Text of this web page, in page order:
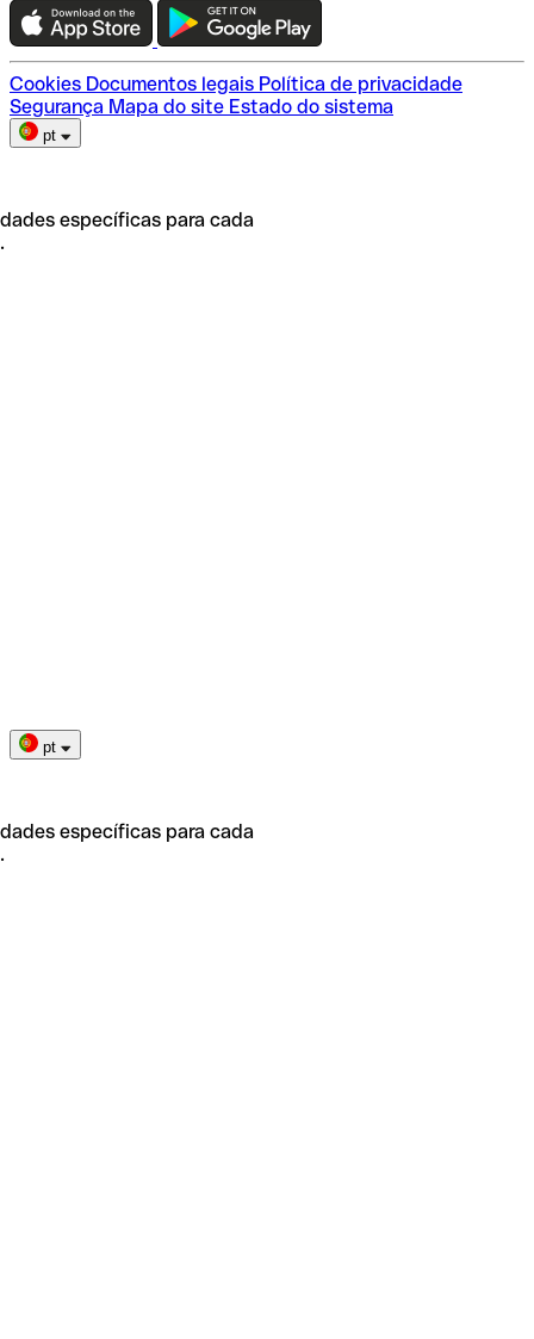
Escolha do plano
Cookies Documentos legais Política de privacidade
Segurança Mapa do site Estado do sistema
pt
específicas para cada
pt
específicas para cada